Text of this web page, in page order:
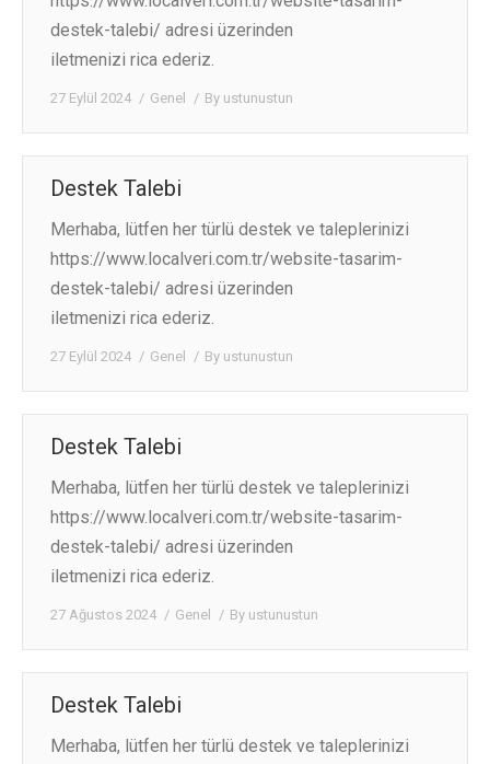
destek-talebi/ adresi üzerinden
iletmenizi rica ederiz.
27 Eylül 2024 Genel By ustunustun
Destek Talebi
Merhaba, lütfen her türlü destek ve taleplerinizi
https://www.localveri.com.tr/website-tasarim-
destek-talebi/ adresi üzerinden
iletmenizi rica ederiz.
27 Eylül 2024 Genel By ustunustun
Destek Talebi
Merhaba, lütfen her türlü destek ve taleplerinizi
https://www.localveri.com.tr/website-tasarim-
destek-talebi/ adresi üzerinden
iletmenizi rica ederiz.
27 Ağustos 2024 Genel By ustunustun
Destek Talebi
Merhaba, lütfen her türlü destek ve taleplerinizi